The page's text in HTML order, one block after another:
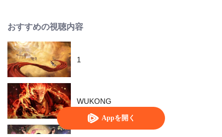
Appを開く
おすすめの視聴内容
1
WUKONG